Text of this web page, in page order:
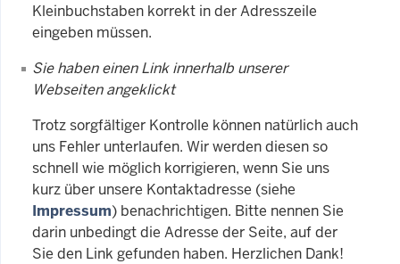
Kleinbuchstaben korrekt in der Adresszeile
eingeben müssen.
Sie haben einen Link innerhalb unserer
Webseiten angeklickt
Trotz sorgfältiger Kontrolle können natürlich auch
uns Fehler unterlaufen. Wir werden diesen so
schnell wie möglich korrigieren, wenn Sie uns
kurz über unsere Kontaktadresse (siehe
Impressum) benachrichtigen. Bitte nennen Sie
darin unbedingt die Adresse der Seite, auf der
Sie den Link gefunden haben. Herzlichen Dank!